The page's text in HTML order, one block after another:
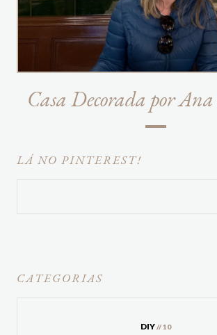
Casa Decorada por
LÁ NO PINTEREST!
CATEGORIAS
DIY// 10